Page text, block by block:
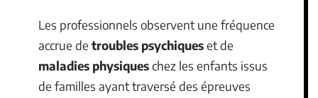
Les professionnels observent une fréquence
accrue de troubles psychiqueset de
maladies physiqueschez les enfants issus
de familles ayant traversé des épreuves